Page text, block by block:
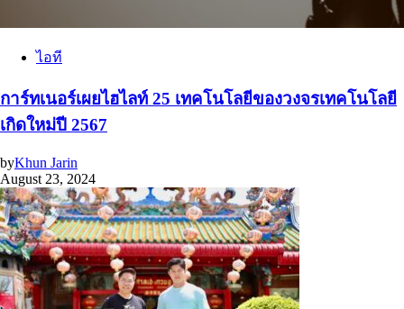
ไอที
การ์ทเนอร์เผยไฮไลท์ 25 เทคโนโลยีของวงจรเทคโนโลยี
เกิดใหม่ปี 2567
byKhun Jarin
August 23, 2024